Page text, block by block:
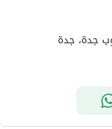
جدة، جدة